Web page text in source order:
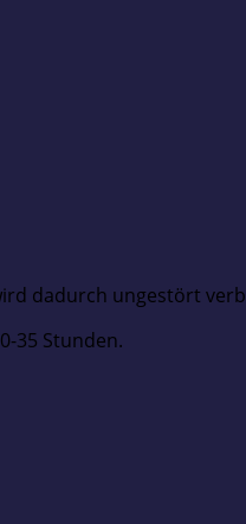
dadurch ungestört
35 Stunden.